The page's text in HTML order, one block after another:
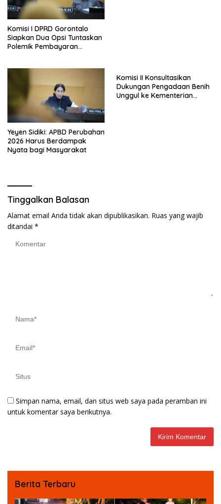
Komisi I DPRD Gorontalo
Siapkan Dua Opsi Tuntaskan
Polemik Pembayaran
Yeyen Sidiki: APBD Perubahan
2026 Harus Berdampak
Nyata bagi Masyarakat
Komisi II Konsultasikan
Dukungan Pengadaan Benih
Unggul ke Kementerian
Tinggalkan Balasan
Alamat email Anda tidak akan dipublikasikan. Ruas yang wajib
ditandai *
Simpan nama, email, dan situs web saya pada peramban ini
untuk komentar saya berikutnya.
Berita Terbaru